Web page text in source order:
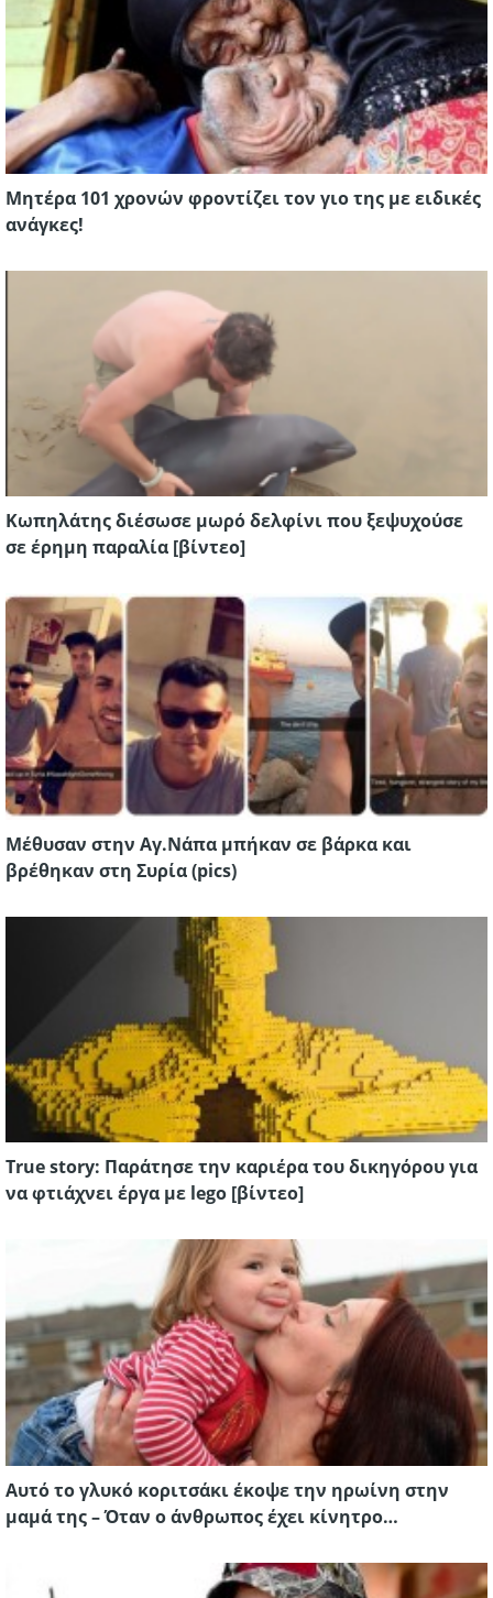
Μητέρα 101 χρονών φροντίζει τον γιο της με ειδικές
ανάγκες!
Κωπηλάτης διέσωσε μωρό δελφίνι που ξεψυχούσε
σε έρημη παραλία [βίντεο]
Μέθυσαν στην Αγ.Νάπα μπήκαν σε βάρκα και
βρέθηκαν στη Συρία (pics)
True story: Παράτησε την καριέρα του δικηγόρου για
να φτιάχνει έργα με lego [βίντεο]
Αυτό το γλυκό κοριτσάκι έκοψε την ηρωίνη στην
μαμά της – Όταν ο άνθρωπος έχει κίνητρο…